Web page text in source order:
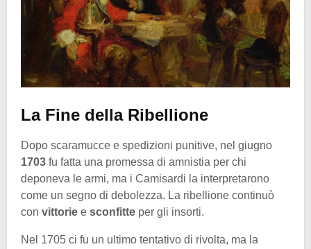
La Fine della Ribellione
Dopo scaramucce e spedizioni punitive, nel giugno
1703 fu fatta una promessa di amnistia per chi
deponeva le armi, ma i Camisardi la interpretarono
come un segno di debolezza. La ribellione continuò
con vittorie e sconfitte per gli insorti.
Nel 1705 ci fu un ultimo tentativo di rivolta, ma la